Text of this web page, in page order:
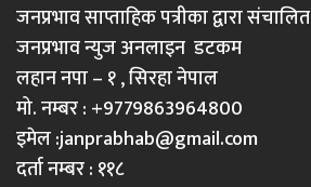
जनप्रभाव साप्ताहिक पत्रीका द्वारा संचालित
जनप्रभाव न्युज अनलाइन डटकम
लहान नपा – १ , सिरहा नेपाल
मो. नम्बर : +9779863964800
इमेल :janprabhab@gmail.com
दर्ता नम्बर : ११८